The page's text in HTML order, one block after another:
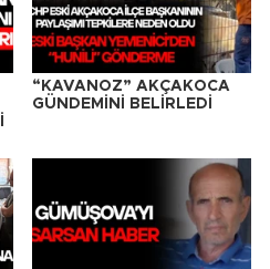
“KAVANOZ” AKÇAKOCA
GÜNDEMİNİ BELİRLEDİ